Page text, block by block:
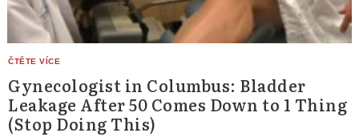
Gynecologist in Columbus: Bladder
Leakage After 50 Comes Down to 1 Thing
(Stop Doing This)